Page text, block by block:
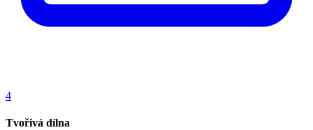
4
Tvořivá dílna